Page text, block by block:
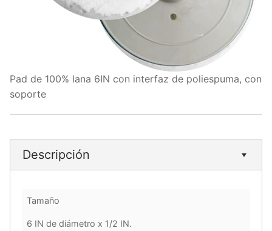
Pad de 100% lana 6IN con interfaz de poliespuma, con
soporte
Descripción
Tamaño
6 IN de diámetro x 1/2 IN.